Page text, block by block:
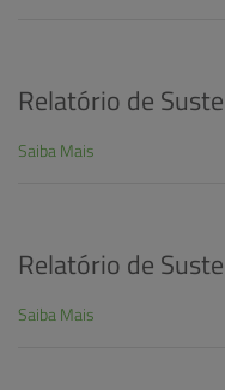
Relatório de
Saiba Mais
Relatório de
Saiba Mais